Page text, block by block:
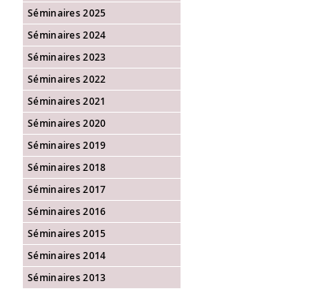
Séminaires 2025
Séminaires 2024
Séminaires 2023
Séminaires 2022
Séminaires 2021
Séminaires 2020
Séminaires 2019
Séminaires 2018
Séminaires 2017
Séminaires 2016
Séminaires 2015
Séminaires 2014
Séminaires 2013